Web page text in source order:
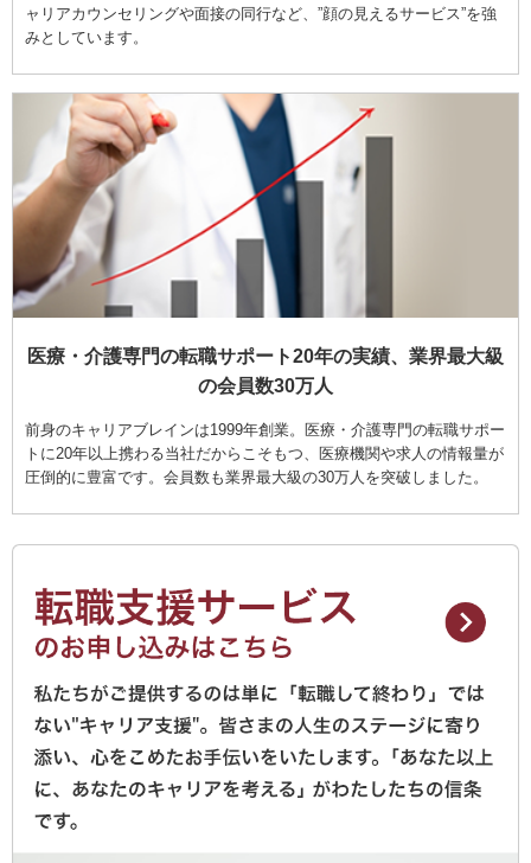
ャリアカウンセリングや面接の同行など、”顔の見えるサービス”を強
みとしています。
医療・介護専門の転職サポート20年の実績、業界最大級
の会員数30万人
前身のキャリアブレインは1999年創業。医療・介護専門の転職サポー
トに20年以上携わる当社だからこそもつ、医療機関や求人の情報量が
圧倒的に豊富です。会員数も業界最大級の30万人を突破しました。